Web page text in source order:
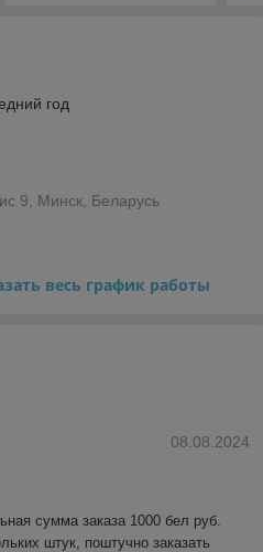
год
9, Минск, Беларусь
весь график работы
08.08.2024
сумма заказа 1000 бел руб.
штук, поштучно заказать